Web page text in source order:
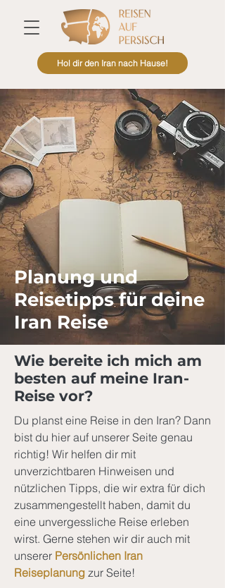
Hol dir den Iran nach Hause!
Planung und
Reisetipps für deine
Iran Reise
Wie bereite ich mich am
besten auf meine Iran-
Reise vor?
Du planst eine Reise in den Iran? Dann
bist du hier auf unserer Seite genau
richtig! Wir helfen dir mit
unverzichtbaren Hinweisen und
nützlichen Tipps, die wir extra für dich
zusammengestellt haben, damit du
eine unvergessliche Reise erleben
wirst. Gerne stehen wir dir auch mit
unserer Persönlichen Iran
Reiseplanung zur Seite!